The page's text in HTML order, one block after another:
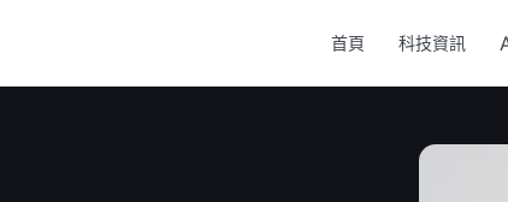
首頁 科技資訊